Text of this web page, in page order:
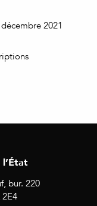
2021
bur. 220